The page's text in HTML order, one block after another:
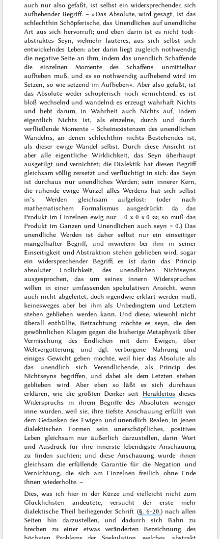
auch nuralso gefaßt, ist selbst ein widersprechender, sich
aufhebender Begriff. – »Das Absolute, wird gesagt, ist das
schlechthin Schöpferische, das Unendliches auf unendliche
Art aus sich hervorruft; und eben darin ist es nicht todt-
abstraktes Seyn, vielmehr lauteres, aus sich selbst sich
entwickelndes Leben: aber darin liegt zugleich nothwendig
die negativeSeite an ihm, indem das unendlich Schaffende
die einzelnen Momente des Schaffens unmittelbar
aufheben muß, und es so nothwendig aufhebend wird im
Setzen, so wie setzend im Aufheben«. Aber also gefaßt, ist
das Absolute weder schöpferisch noch vernichtend, es ist
bloß wechselnd und wandelnd: es erzeugt wahrhaft Nichts
und hebt darum, in Wahrheit auch Nichts auf, indem
eigentlich Nichts ist, als einzelne, durch und durch
verfließende Momente – Scheinexistenzen des unendlichen
Wandelns, an denen schlechthin nichts Bestehendes ist,
als dieser ewige Wandel selbst. Durch diese Ansicht ist
aber alle eigentliche Wirklichkeit, das Seyn überhaupt
ausgetilgt und vernichtet; die Dialektik hat diesen Begriff
gleichsam völlig zersetzt und verflüchtigt in sich: das Seyn
ist durchaus nur unendliches Werden; sein innerer Kern,
die ruhende ewige Wurzel alles Werdens hat sich selbst
in’s Werden gleichsam aufgelöst: (oder nach
mathematischem Formalismus ausgedrückt: da das
Produkt im Einzelnen ewig nur = 0 x 0 x 0 ∞; so muß das
Produkt im Ganzen und Unendlichen auch seyn = 0.) Das
unendliche Werden ist daher selbst nur ein einseitiger
mangelhafter Begriff, und inwiefern bei ihm in seiner
Einseitigkeit und Abstraktion stehen geblieben wird, sogar
ein widersprechender Begriff; es ist darin das Princip
absoluter Endlichkeit, des unendlichen Nichtseyns
ausgesprochen, das um seines innern Widerspruches
willen in einer umfassenden spekulativen Ansicht, wenn
auch nicht abgeleitet, doch irgendwie erklärt werden muß,
keinesweges aber bei ihm als Unbedingtem und Letztem
stehen geblieben werden kann. Und diese, wiewohl nicht
überall enthüllte, Betrachtung möchte es seyn, die den
gewöhnlichen Klagen gegen die bisherige Metaphysik über
Vermischung des Endlichen mit dem Ewigen, über
Weltvergötterung und dgl. verborgene Nahrung und
einiges Gewicht geben möchte, weil hier das Absolute als
das unendlich sich Verendlichende, als Princip des
Nichtseyns begriffen, und dabei als dem Letzten stehen
geblieben wird. Aber eben so läßt es sich durchaus
erklären, wie die größten Denker seit Herakleitos dieses
Widerspruchs in ihrem Begriffe des Absoluten weniger
inne wurden, weil sie, ihre tiefste Anschauung erfüllt von
dem Gedanken des Ewigen und unendlich Realen, in jenen
dialektischen Formen sein unerschöpfliches, positives
Leben gleichsam nur äußerlich darzustellen, darin Wort
und Ausdruck für ihre innerste lebendigste Anschauung
zu finden suchten; und diese Anschauung wurde ihnen
gleichsam die erfüllende Garantie für die Negation und
Vernichtung, die sich am Einzelnen freilich ohne Ende
ihnen wiederholte. –
Dies, was ich hier in der Kürze und vielleicht nicht zum
Glücklichsten andeutete, versucht der erste mehr
dialektische Theil beiliegender Schrift (§. 6-20.) nach allen
Seiten hin darzustellen, und dadurch sich Bahn zu
brechen zu einer etwas veränderten Bezeichnung des
höchsten Problems der Spekulation, welches, abstrakt